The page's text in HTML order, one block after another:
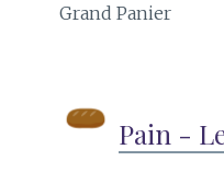
Grand Panier
Pain -